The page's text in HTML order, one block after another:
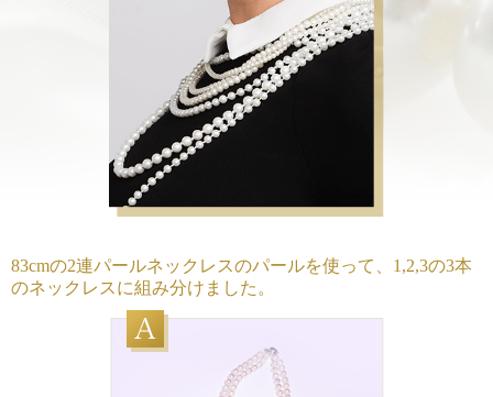
83cmの2連パールネックレスのパールを使って、1,2,3の3本
のネックレスに組み分けました。